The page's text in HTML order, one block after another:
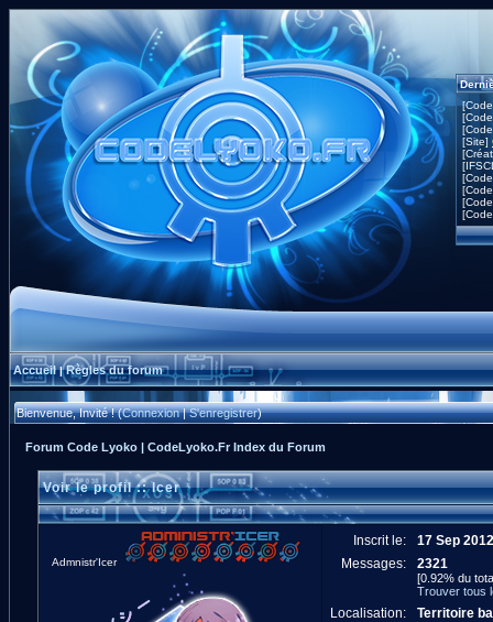
[Site]
Accueil|Règles du forum
Bienvenue, Invité ! (Connexion|S'enregistrer)
Forum Code Lyoko | CodeLyoko.Fr Index du Forum
Voir le profil :: Icer
Admnistr'Icer
Inscrit le:
17 Sep 2012
Messages:
2321
[0.92% du
Trouver tous
Localisation:
Territoire